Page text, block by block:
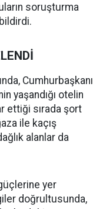
soruşturma
Cumhurbaşkanı
yaşandığı otelin
ettiği sırada şort
ile kaçış
alanlar da
yer
doğrultusunda,